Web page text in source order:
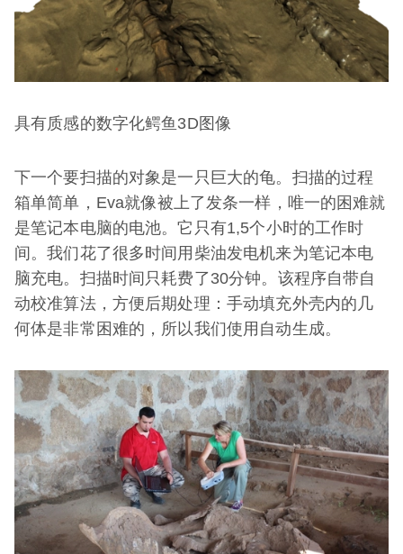
具有质感的数字化鳄鱼3D图像
下一个要扫描的对象是一只巨大的龟。扫描的过程
箱单简单，Eva就像被上了发条一样，唯一的困难就
是笔记本电脑的电池。它只有1,5个小时的工作时
间。我们花了很多时间用柴油发电机来为笔记本电
脑充电。扫描时间只耗费了30分钟。该程序自带自
动校准算法，方便后期处理：手动填充外壳内的几
何体是非常困难的，所以我们使用自动生成。